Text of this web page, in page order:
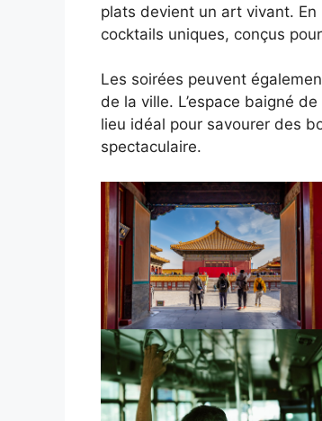
plats devient un art vivant. En
cocktails uniques, conçus
Les soirées peuvent
de la ville. L’espace baigné
lieu idéal pour savourer des
spectaculaire.